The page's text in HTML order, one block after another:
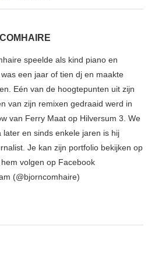
speelde als kind piano en
een jaar of tien dj en maakte
Eén van de hoogtepunten uit zijn
van zijn remixen gedraaid werd in
van Ferry Maat op Hilversum 3. We
en sinds enkele jaren is hij
Je kan zijn portfolio bekijken op
volgen op Facebook
(@bjorncomhaire)